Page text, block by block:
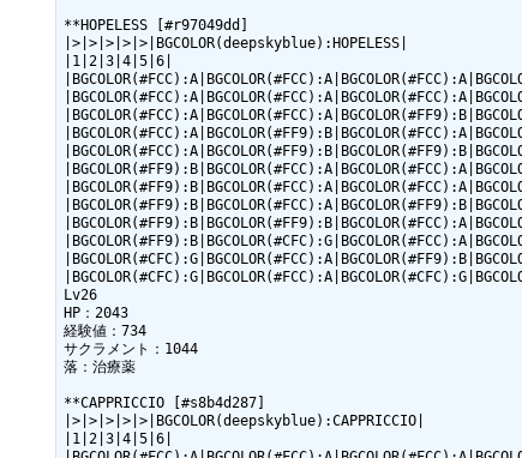
**HOPELESS [#r97049dd]
|>|>|>|>|>|BGCOLOR(deepskyblue):HOPELESS|
|1|2|3|4|5|6|
Lv26
HP：2043
経験値：734
サクラメント：1044
落：治療薬
**CAPPRICCIO [#s8b4d287]
|>|>|>|>|>|BGCOLOR(deepskyblue):CAPPRICCIO|
|1|2|3|4|5|6|